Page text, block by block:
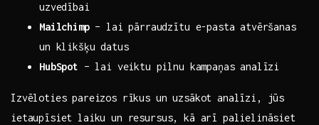
uzvedībai
Mailchimp– lai pārraudzītu e-pasta atvēršanas
un ‍klikšķu datus
HubSpot – lai veiktu pilnu kampaņas analīzi
Izvēloties pareizos rīkus un uzsākot analīzi, jūs
ietaupīsiet laiku un resursus, kā arī palielināsiet⁣